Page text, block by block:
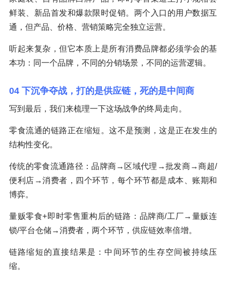
鲜装、新品首发和爆款限时促销。两个入口的用户数据互
通，但产品、价格、营销策略完全独立运营。
听起来复杂，但它本质上是所有消费品牌都必须学会的基
本功：同一个品牌，不同的分销场景，不同的运营逻辑。
04 下沉争夺战，打的是供应链，死的是中间商
写到最后，我们来梳理一下这场战争的终局走向。
零食流通的链路正在缩短。这不是预测，这是正在发生的
结构性变化。
传统的零食流通路径：品牌商→区域代理→批发商→商超/
便利店→消费者，四个环节，每个环节都是成本、账期和
博弈。
量贩零食+即时零售重构后的链路：品牌商/工厂→量贩连
锁/平台仓储→消费者，两个环节，供应链效率倍增。
链路缩短的直接结果是：中间环节的生存空间被持续压
缩。